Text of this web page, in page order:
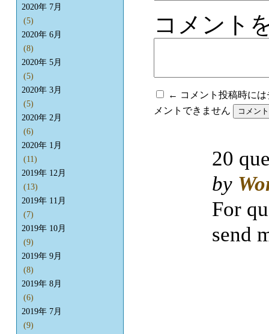
コメント
← コメント投稿時に
メントできません
2020年 7月
(5)
2020年 6月
(8)
2020年 5月
(5)
2020年 3月
(5)
2020年 2月
(6)
2020年 1月
(11)
2019年 12月
(13)
2019年 11月
(7)
2019年 10月
(9)
2019年 9月
(8)
2019年 8月
(6)
2019年 7月
(9)
20
by
For
send